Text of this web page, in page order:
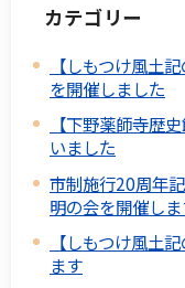
カテゴリー
【しもつけ風土
を開催しました
【下野薬師寺歴
いました
市制施行20周年
明の会を開催し
【しもつけ風土
ます